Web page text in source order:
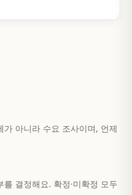
아니라 수요 조사이며, 언제
결정해요. 확정·미확정 모두